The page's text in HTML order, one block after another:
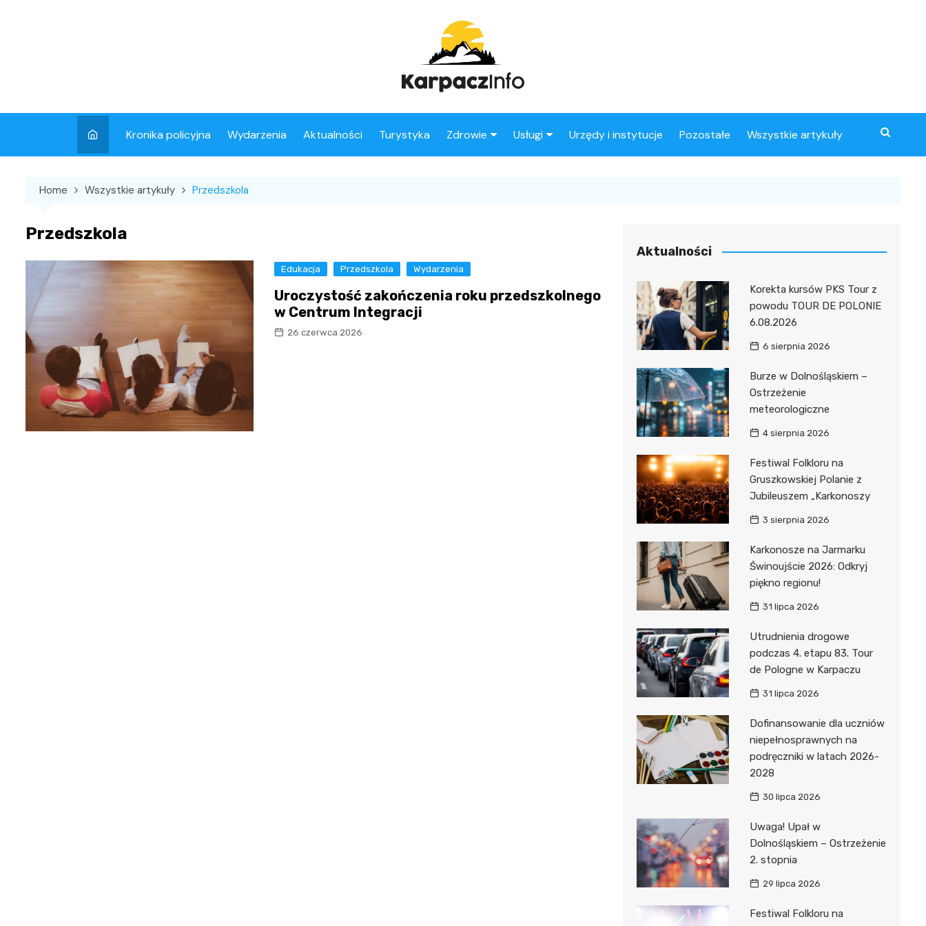
Kronika policyjna Wydarzenia Aktualności Turystyka Zdrowie Usługi Urzędy i instytucje Pozostałe Wszystkie artykuły
Home Wszystkie artykuły Przedszkola
Przedszkola
Edukacja Przedszkola Wydarzenia
Uroczystość zakończenia roku przedszkolnego
w Centrum Integracji
26 czerwca 2026
Aktualności
Korekta kursów PKS Tour z
powodu TOUR DE POLONIE
6.08.2026
6 sierpnia 2026
Burze w Dolnośląskiem –
Ostrzeżenie
meteorologiczne
4 sierpnia 2026
Festiwal Folkloru na
Gruszkowskiej Polanie z
Jubileuszem „Karkonoszy
3 sierpnia 2026
Karkonosze na Jarmarku
Świnoujście 2026: Odkryj
piękno regionu!
31 lipca 2026
Utrudnienia drogowe
podczas 4. etapu 83. Tour
de Pologne w Karpaczu
31 lipca 2026
Dofinansowanie dla uczniów
niepełnosprawnych na
podręczniki w latach 2026-
2028
30 lipca 2026
Uwaga! Upał w
Dolnośląskiem – Ostrzeżenie
2. stopnia
29 lipca 2026
Festiwal Folkloru na